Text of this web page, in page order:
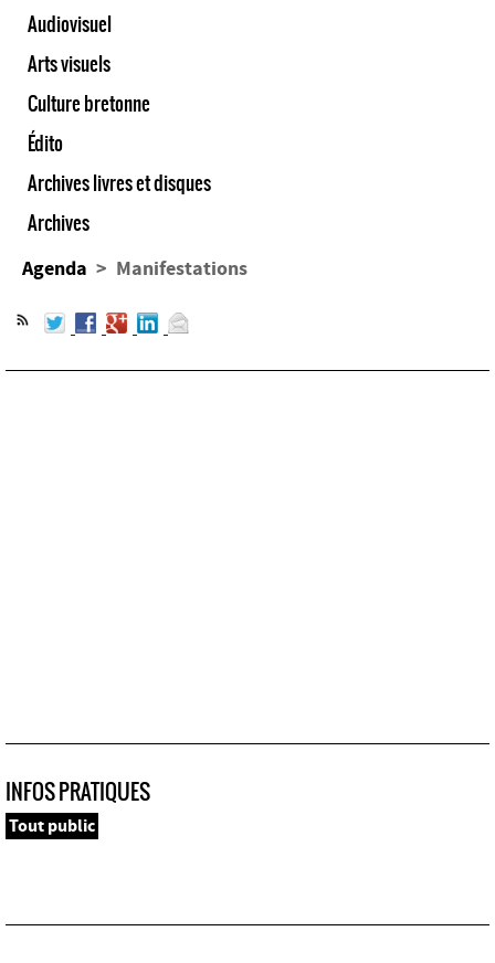
Audiovisuel
Arts visuels
Culture bretonne
Édito
Archives livres et disques
Archives
Agenda > Manifestations
INFOS PRATIQUES
Tout public